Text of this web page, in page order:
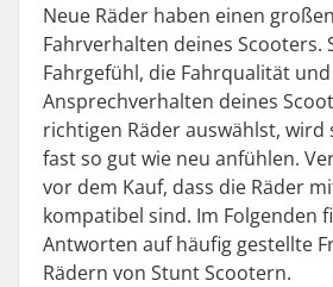
Neue Räder haben einen
Fahrverhalten deines Scooters.
Fahrgefühl, die Fahrqualität
Ansprechverhalten deines
richtigen Räder auswählst, wird
fast so gut wie neu anfühlen.
vor dem Kauf, dass die Räder
kompatibel sind. Im Folgenden
Antworten auf häufig gestellte
Rädern von Stunt Scootern.